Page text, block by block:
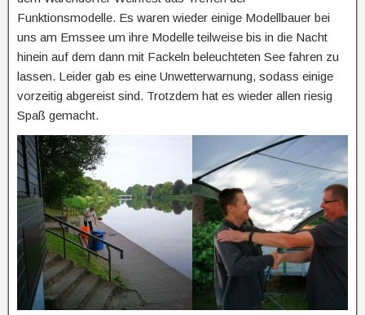
Funktionsmodelle. Es waren wieder einige Modellbauer bei
uns am Emssee um ihre Modelle teilweise bis in die Nacht
hinein auf dem dann mit Fackeln beleuchteten See fahren zu
lassen. Leider gab es eine Unwetterwarnung, sodass einige
vorzeitig abgereist sind. Trotzdem hat es wieder allen riesig
Spaß gemacht.